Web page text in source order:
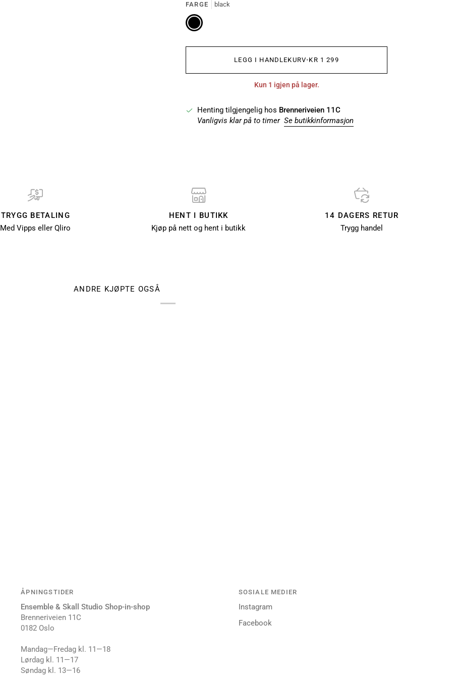
FARGE black
black
LEGG I HANDLEKURV•KR 1 299
Kun 1 igjen på lager.
Henting tilgjengelig hos Brenneriveien 11C
Vanligvis klar på to timer Se butikkinformasjon
TRYGG BETALING
Med Vipps eller Qliro
HENT I BUTIKK
Kjøp på nett og hent i butikk
14 DAGERS RETUR
Trygg handel
ANDRE KJØPTE OGSÅ
ÅPNINGSTIDER
Ensemble & Skall Studio Shop-in-shop
Brenneriveien 11C
0182 Oslo
Mandag—Fredag kl. 11⁠—18
Lørdag kl. 1⁠1—17
Søndag kl. 1⁠3—16
SOSIALE MEDIER
Instagram
Facebook